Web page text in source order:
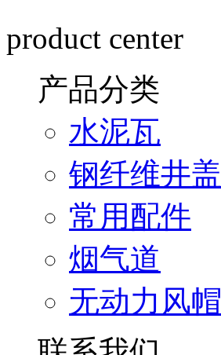
product center
产品分类
水泥瓦
钢纤维井盖
常用配件
烟气道
无动力风帽